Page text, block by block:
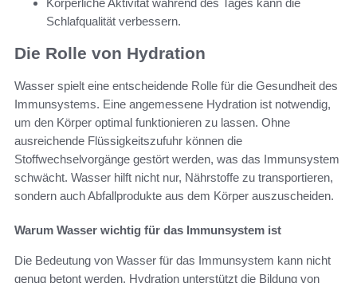
Körperliche Aktivität während des Tages kann die
Schlafqualität verbessern.
Die Rolle von Hydration
Wasser spielt eine entscheidende Rolle für die Gesundheit des
Immunsystems. Eine angemessene Hydration ist notwendig,
um den Körper optimal funktionieren zu lassen. Ohne
ausreichende Flüssigkeitszufuhr können die
Stoffwechselvorgänge gestört werden, was das Immunsystem
schwächt. Wasser hilft nicht nur, Nährstoffe zu transportieren,
sondern auch Abfallprodukte aus dem Körper auszuscheiden.
Warum Wasser wichtig für das Immunsystem ist
Die Bedeutung von Wasser für das Immunsystem kann nicht
genug betont werden. Hydration unterstützt die Bildung von